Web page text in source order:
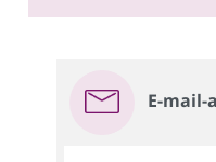
E-mail-